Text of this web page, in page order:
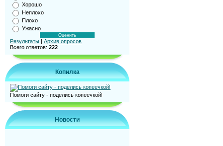
Хорошо
Неплохо
Плохо
Ужасно
Результаты | Архив опросов
Всего ответов: 222
Копилка
Помоги сайту - поделись копеечкой!
Новости